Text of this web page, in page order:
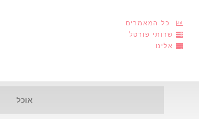
כל המאמרים
שרותי פורטל
אלינו
אוכל